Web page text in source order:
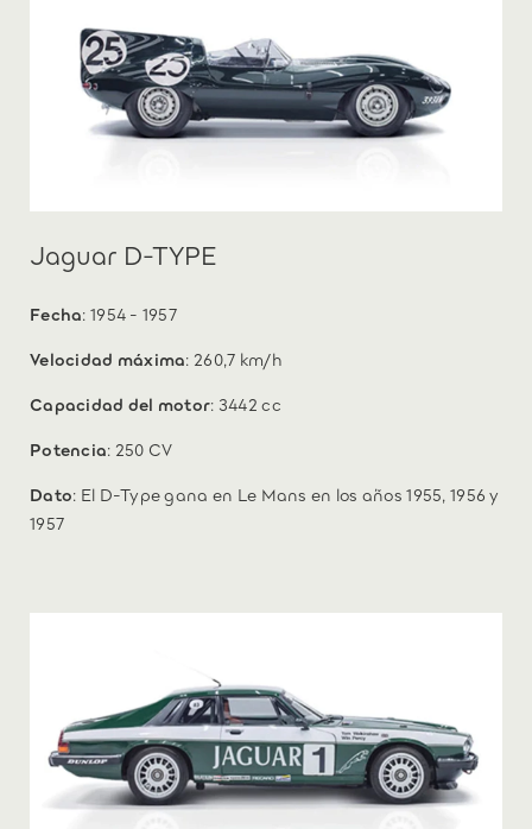
Jaguar D-TYPE
Fecha: 1954 - 1957
Velocidad máxima: 260,7 km/h
Capacidad del motor: 3442 cc
Potencia: 250 CV
Dato: El D-Type gana en Le Mans en los años 1955, 1956 y
1957